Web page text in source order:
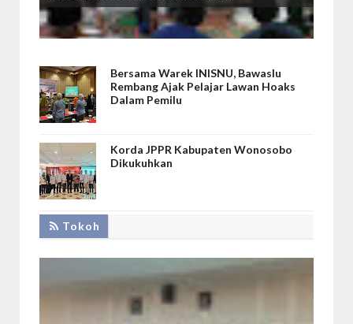
Bersama Warek INISNU, Bawaslu
Rembang Ajak Pelajar Lawan Hoaks
Dalam Pemilu
Korda JPPR Kabupaten Wonosobo
Dikukuhkan
Tokoh